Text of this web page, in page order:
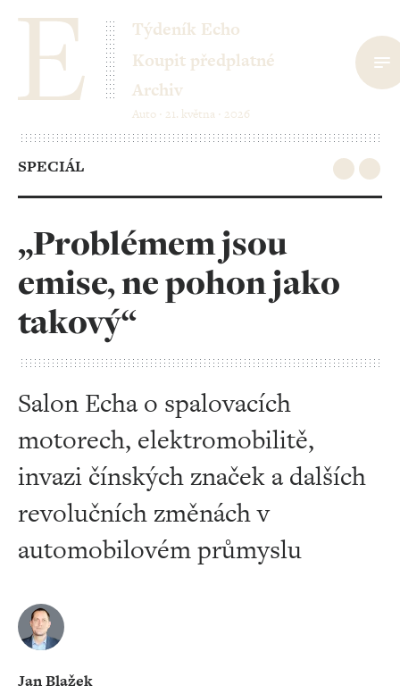
Týdeník Echo
Koupit předplatné
Archiv
Auto ‧ 21. května ‧ 2026
SPECIÁL
„Problémem jsou
emise, ne pohon jako
takový“
Salon Echa o spalovacích
motorech, elektromobilitě,
invazi čínských značek a dalších
revolučních změnách v
automobilovém průmyslu
Jan Blažek